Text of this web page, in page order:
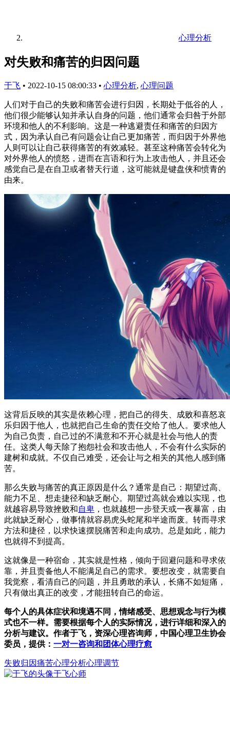
心理分析
对失败和痛苦的归因问题
于飞 • 2022-10-15 08:00:33 • 心理分析, 心理问题
人们对于自己的失败和痛苦会进行归因，长期处于低谷的人，
他们很少能够认知并承认自身的问题，他们通常会归咎于外部
环境和他人的不利影响。这是一种逃避责任和痛苦的归因方
式，因为承认自己有问题会让自己更加痛苦，而归因于外界他
人则可以让自己获得痛苦的有效减轻。甚至这种痛苦会转化为
对外界他人的愤怒，进而在言语和行为上攻击他人，并且还会
感觉自己是在自卫或者替天行道，这可能就是键盘侠和愤青的
由来。
这背后反映的其实是依赖心理，把自己的得失、成败和喜怒哀
乐归因于他人，也就把自己生命的责任交给了他人。要求他人
为自己负责，自己过的不满意和不开心就是社会与他人的责
任。这类人每天除了抱怨社会和攻击他人，不会有什么实际的
建树和成就。不仅自己难受，还会让与之相关的其他人感到痛
苦。
那么失败与痛苦的真正原因是什么？通常是自己：期望过高、
能力不足、想走捷径和缺乏耐心。期望过高就会难以实现，也
就越容易导致挫败和自卑 ，也就越想一步登天或一夜暴富，由
此就缺乏耐心，做事情就容易虎头蛇尾和半途而废。转而寻求
方法和捷径，以求快速摆脱痛苦和走向成功。总是如此，能力
也就得不到提高。
这就像是一种宿命，其实就是性格，倾向于回避问题和寻求依
靠，并且责备他人不能满足自己的需求。要想改变，就需要自
我觉察，看清自己的问题，并且勇敢的承认，长痛不如短痛，
只有做出真正的改变，才能扭转自己的命运。
每个人的具体症状和境遇不同，情绪感受、思想观念与行为模
式也不一样。需要根据每个人的实际情况，进行详细和深入的
分析与建议。作者于飞，资深心理咨询师，中国心理卫生协会
委员，提供： 一对一咨询和团体心理疗愈
失败归因痛苦心理分析心理调节
于飞心师